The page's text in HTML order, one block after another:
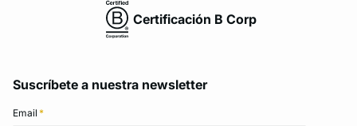
Certificación B Corp
Suscríbete a nuestra newsletter
Email *